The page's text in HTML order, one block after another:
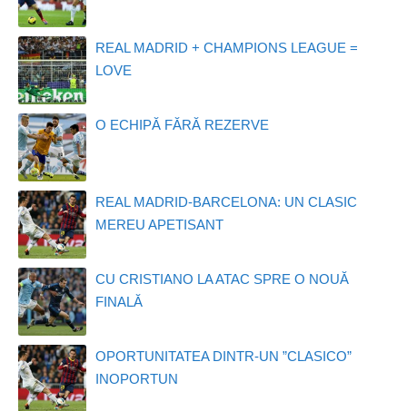
REAL MADRID + CHAMPIONS LEAGUE =
LOVE
O ECHIPĂ FĂRĂ REZERVE
REAL MADRID-BARCELONA: UN CLASIC
MEREU APETISANT
CU CRISTIANO LA ATAC SPRE O NOUĂ
FINALĂ
OPORTUNITATEA DINTR-UN ”CLASICO”
INOPORTUN